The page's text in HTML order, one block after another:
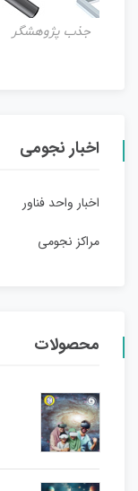
جذب پژوهشگر
اخبار نجومی
اخبار واحد فناور
مراکز نجومی
محصولات